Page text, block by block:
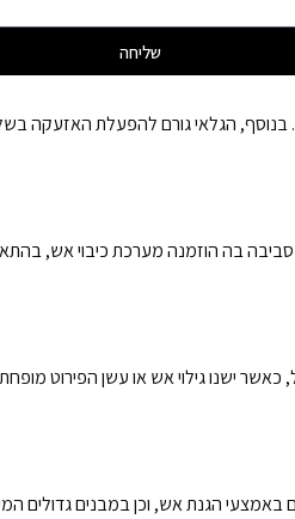
שליחה
אשר מדווחת באמעצות 10 נוריות המציגות גם את כיוון סף הזרימה.
בה הוזמנה מערכת כיבוי אש,
גילוי מספקים פרטים רבים על הגילוי. בדרך כלל, כאשר ישנו
באמצעי הגנת אש, וכן במבנים